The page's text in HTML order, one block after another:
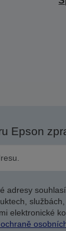
Epson
adresy
elektronické